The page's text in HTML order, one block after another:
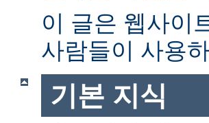
이 글은 웹사이
사람들이 사용
기본 지식